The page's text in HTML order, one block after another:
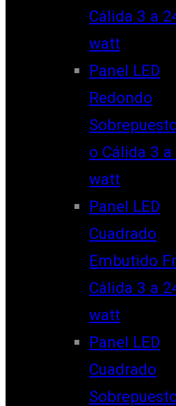
Cálida 3 a
watt
Panel LED
Redondo
o Cálida 3 a
watt
Panel LED
Cuadrado
Embutido
Cálida 3 a
watt
Panel LED
Cuadrado